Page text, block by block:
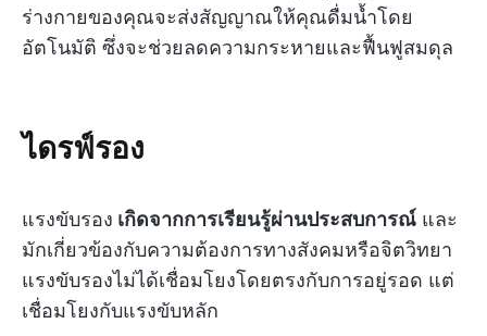
ร่างกายของคุณจะส่งสัญญาณให้คุณดื่มน้ำโดย
อัตโนมัติ ซึ่งจะช่วยลดความกระหายและฟื้นฟูสมดุล
ไดรฟ์รอง
แรงขับรอง เกิดจากการเรียนรู้ผ่านประสบการณ์ และ
มักเกี่ยวข้องกับความต้องการทางสังคมหรือจิตวิทยา
แรงขับรองไม่ได้เชื่อมโยงโดยตรงกับการอยู่รอด แต่
เชื่อมโยงกับแรงขับหลัก